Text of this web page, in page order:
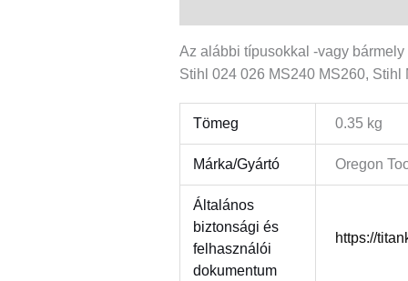
Az alábbi típusokkal -vagy
Stihl 024 026 MS240 MS260,
Tömeg 0.35 kg
Márka/Gyártó Oregon
Általános
biztonsági és
felhasználói
dokumentum
https://